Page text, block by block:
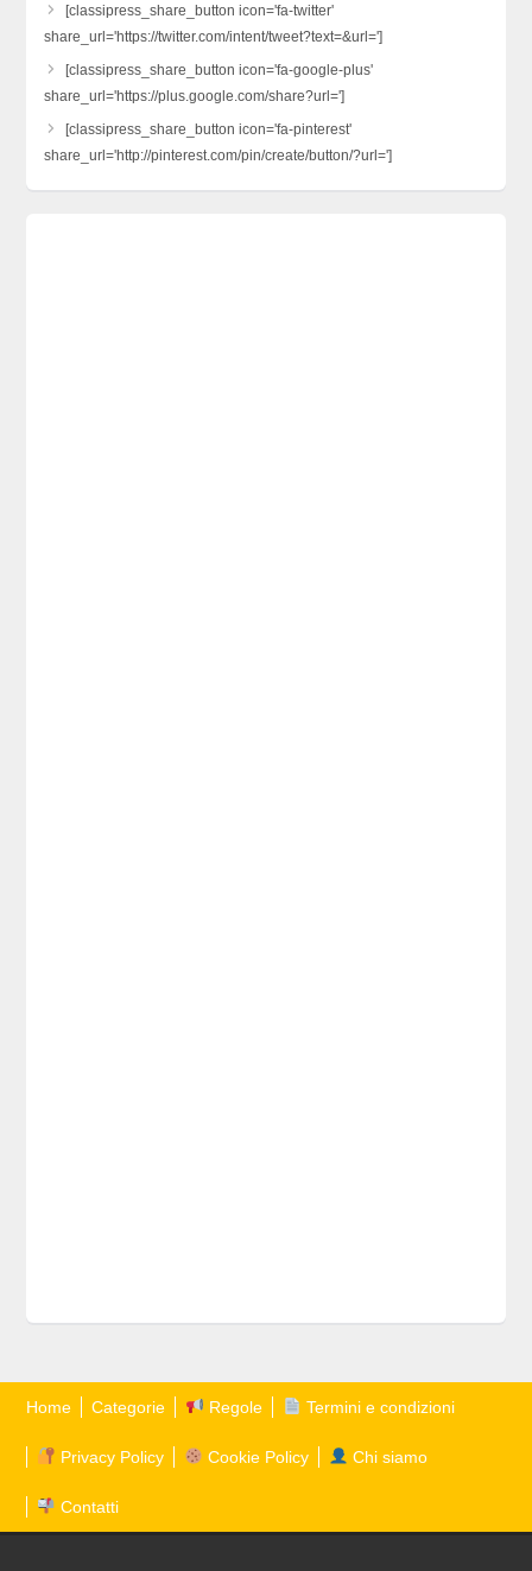
[classipress_share_button icon='fa-twitter'
share_url='https://twitter.com/intent/tweet?text=&url=']
[classipress_share_button icon='fa-google-plus'
share_url='https://plus.google.com/share?url=']
[classipress_share_button icon='fa-pinterest'
share_url='http://pinterest.com/pin/create/button/?url=']
Home Categorie Regole Termini e condizioni
Privacy Policy Cookie Policy Chi siamo
Contatti